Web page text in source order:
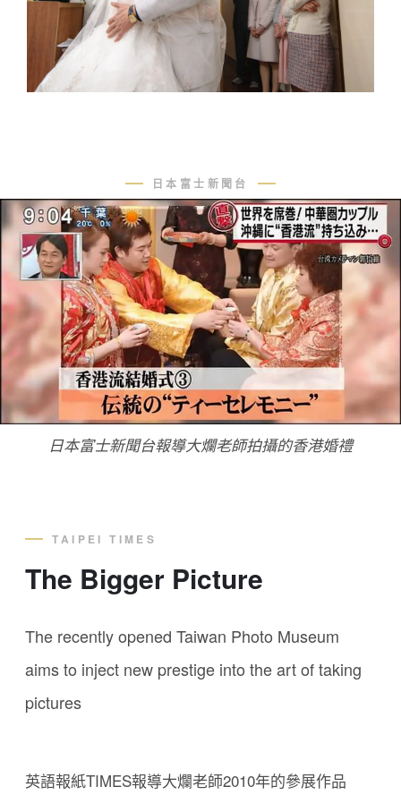
日本富士新聞台
日本富士新聞台報導大爛老師拍攝的香港婚禮
TAIPEI TIMES
The Bigger Picture
The recently opened Taiwan Photo Museum
aims to inject new prestige into the art of taking
pictures
英語報紙TIMES報導大爛老師2010年的參展作品